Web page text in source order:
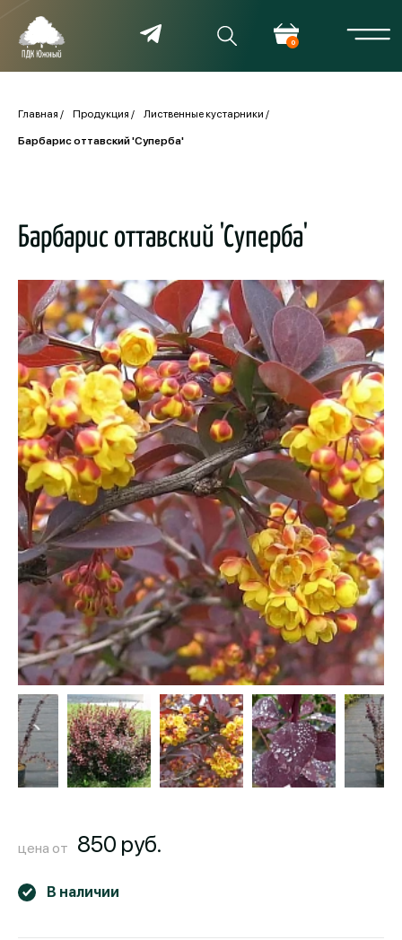
0
Главная Продукция Лиственные кустарники
Барбарис оттавский 'Суперба'
Барбарис оттавский 'Суперба'
цена от 850 руб.
В наличии